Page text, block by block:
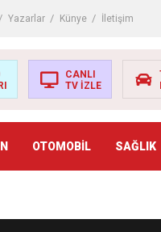
Yazarlar Künye İletişim
CANLI
TV İZLE
OTOMOBİL SAĞLIK
(2022-2023 AÖF kayıt yenileme
ne zaman? (2022 ÖSYM